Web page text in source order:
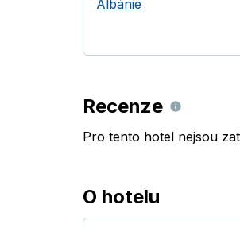
Albánie
Recenze
Pro tento hotel nejsou
O hotelu